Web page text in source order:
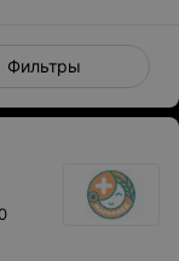
Фильтры